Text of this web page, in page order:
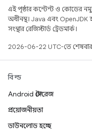
এই পৃষ্ঠার কন্টেন্ট ও কোডের
অধীনস্থ। Java এবং
সংস্থার রেজিস্টার্ড ট্রেডমার্ক।
2026-06-22 UTC-তে
বিল্ড
Android স্টোরেজ
প্রয়োজনীয়তা
ডাউনলোড হচ্ছে